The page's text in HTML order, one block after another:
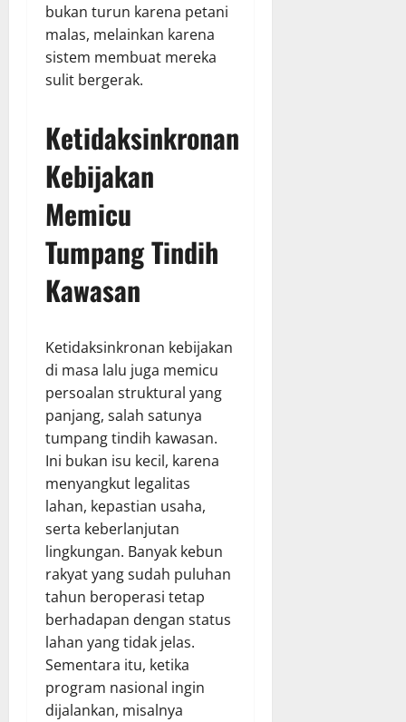
bukan turun karena petani
malas, melainkan karena
sistem membuat mereka
sulit bergerak.
Ketidaksinkronan
Kebijakan
Memicu
Tumpang Tindih
Kawasan
Ketidaksinkronan kebijakan
di masa lalu juga memicu
persoalan struktural yang
panjang, salah satunya
tumpang tindih kawasan.
Ini bukan isu kecil, karena
menyangkut legalitas
lahan, kepastian usaha,
serta keberlanjutan
lingkungan. Banyak kebun
rakyat yang sudah puluhan
tahun beroperasi tetap
berhadapan dengan status
lahan yang tidak jelas.
Sementara itu, ketika
program nasional ingin
dijalankan, misalnya